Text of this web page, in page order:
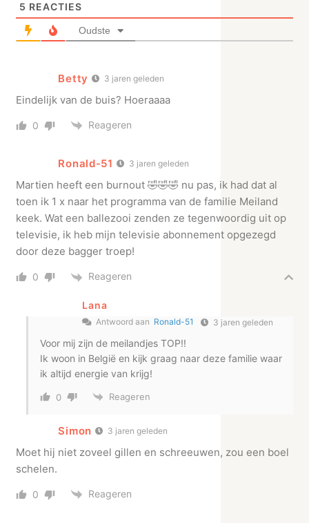
5 REACTIES
Oudste
Betty 3 jaren geleden
Eindelijk van de buis? Hoeraaaa
0 Reageren
Ronald-51 3 jaren geleden
Martien heeft een burnout 🤣🤣🤣 nu pas, ik had dat al
toen ik 1 x naar het programma van de familie Meiland
keek. Wat een ballezooi zenden ze tegenwoordig uit op
televisie, ik heb mijn televisie abonnement opgezegd
door deze bagger troep!
0 Reageren
Lana
Antwoord aan Ronald-51 3 jaren geleden
Voor mij zijn de meilandjes TOP!!
Ik woon in België en kijk graag naar deze familie waar
ik altijd energie van krijg!
0 Reageren
Simon 3 jaren geleden
Moet hij niet zoveel gillen en schreeuwen, zou een boel
schelen.
0 Reageren